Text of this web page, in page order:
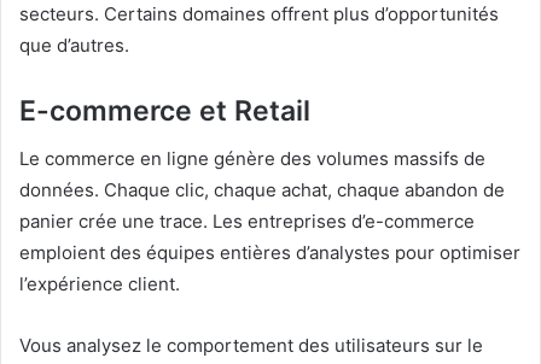
secteurs. Certains domaines offrent plus d’opportunités
que d’autres.
E-commerce et Retail
Le commerce en ligne génère des volumes massifs de
données. Chaque clic, chaque achat, chaque abandon de
panier crée une trace. Les entreprises d’e-commerce
emploient des équipes entières d’analystes pour optimiser
l’expérience client.
Vous analysez le comportement des utilisateurs sur le